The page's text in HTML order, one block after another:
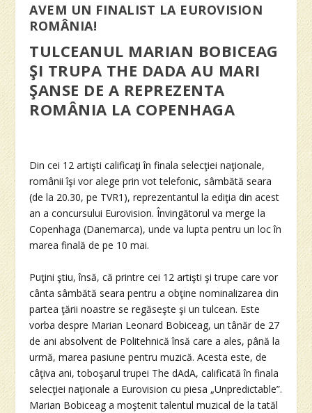
AVEM UN FINALIST LA EUROVISION
ROMÂNIA!
TULCEANUL MARIAN BOBICEAG
ŞI TRUPA THE DADA AU MARI
ŞANSE DE A REPREZENTA
ROMÂNIA LA COPENHAGA
Din cei 12 artişti calificaţi în finala selecţiei naţionale,
românii îşi vor alege prin vot telefonic, sâmbătă seara
(de la 20.30, pe TVR1), reprezentantul la ediţia din acest
an a concursului Eurovision. Învingătorul va merge la
Copenhaga (Danemarca), unde va lupta pentru un loc în
marea finală de pe 10 mai.
Puţini ştiu, însă, că printre cei 12 artişti şi trupe care vor
cânta sâmbătă seara pentru a obţine nominalizarea din
partea ţării noastre se regăseşte şi un tulcean. Este
vorba despre Marian Leonard Bobiceag, un tânăr de 27
de ani absolvent de Politehnică însă care a ales, până la
urmă, marea pasiune pentru muzică. Acesta este, de
câţiva ani, toboşarul trupei The dAdA, calificată în finala
selecţiei naţionale a Eurovision cu piesa „Unpredictable”.
Marian Bobiceag a moştenit talentul muzical de la tatăl